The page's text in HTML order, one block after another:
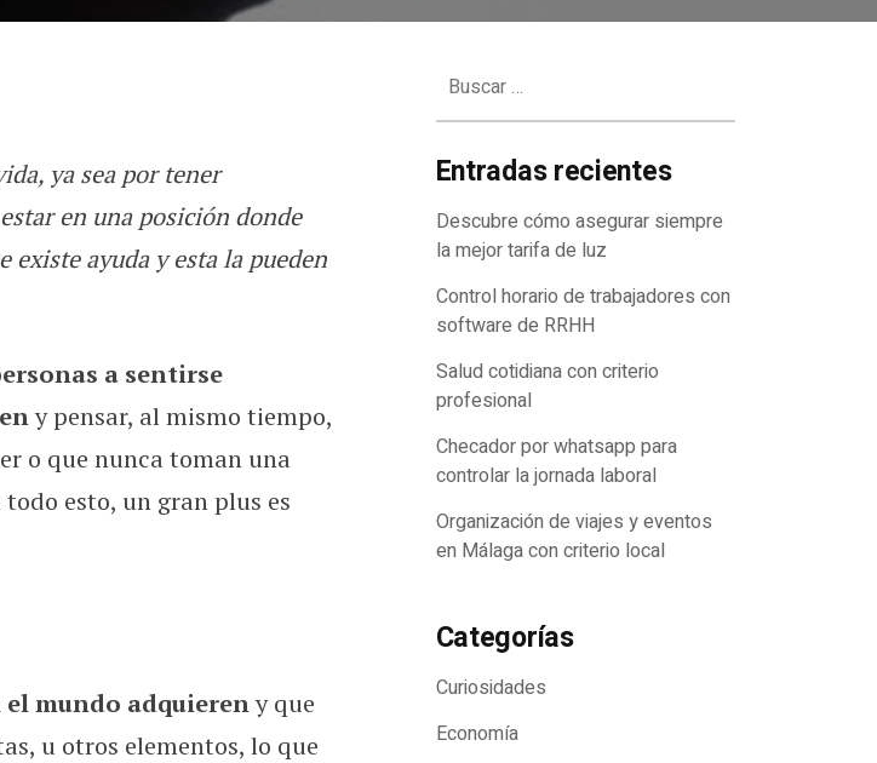
videntes y el uso de piedras?
ya sea por tener
en una posición donde
existe ayuda y esta la pueden
a sentirse
y pensar, al mismo tiempo,
o que nunca toman una
esto, un gran plus es
el mundo adquiereny que
u otros elementos, lo que
Entradas recientes
Descubre cómo asegurar siempre
la mejor tarifa de luz
Control horario de trabajadores con
software de RRHH
Salud cotidiana con criterio
profesional
Checador por whatsapp para
controlar la jornada laboral
Organización de viajes y eventos
en Málaga con criterio local
Categorías
Curiosidades
Economía